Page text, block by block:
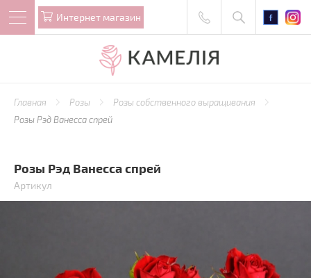
Интернет магазин
Главная Розы
Розы собственного выращивания
Розы Рэд Ванесса спрей
Розы Рэд Ванесса спрей
Артикул